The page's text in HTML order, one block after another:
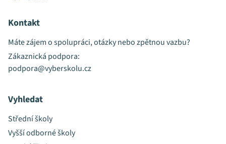
Kontakt
Máte zájem o spolupráci, otázky nebo zpětnou vazbu?
Zákaznická podpora:
podpora@vyberskolu.cz
Vyhledat
Střední školy
Vyšší odborné školy